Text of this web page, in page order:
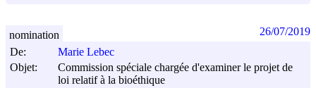
De:
Marie Lebec
Objet:
Commission spéciale chargée d'examiner le projet de
loi relatif à la bioéthique
nomination 26/07/2019